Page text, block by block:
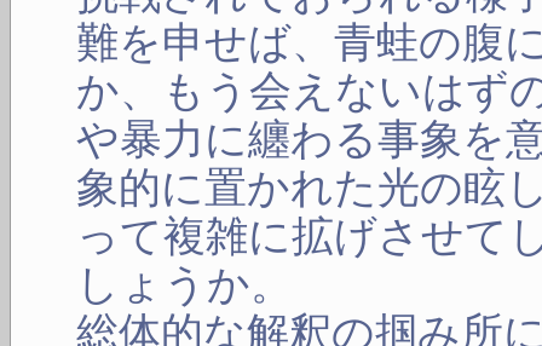
難を申せば、青蛙の腹
か、もう会えないはず
や暴力に纏わる事象を
象的に置かれた光の眩
って複雑に拡げさせて
しょうか。
総体的な解釈の掴み所